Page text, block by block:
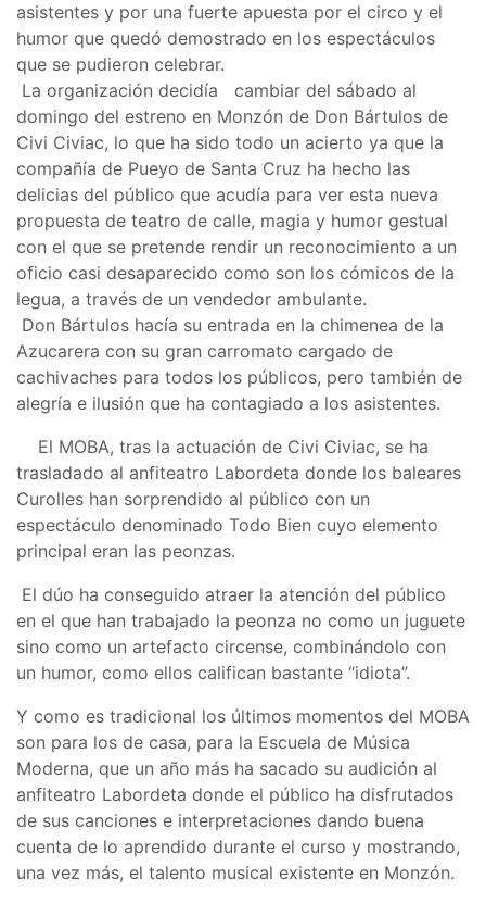
asistentes y por una fuerte apuesta por el circo y el
humor que quedó demostrado en los espectáculos
que se pudieron celebrar.
La organización decidía cambiar del sábado al
domingo del estreno en Monzón de Don Bártulos de
Civi Civiac, lo que ha sido todo un acierto ya que la
compañía de Pueyo de Santa Cruz ha hecho las
delicias del público que acudía para ver esta nueva
propuesta de teatro de calle, magia y humor gestual
con el que se pretende rendir un reconocimiento a un
oficio casi desaparecido como son los cómicos de la
legua, a través de un vendedor ambulante.
Don Bártulos hacía su entrada en la chimenea de la
Azucarera con su gran carromato cargado de
cachivaches para todos los públicos, pero también de
alegría e ilusión que ha contagiado a los asistentes.
El MOBA, tras la actuación de Civi Civiac, se ha
trasladado al anfiteatro Labordeta donde los baleares
Curolles han sorprendido al público con un
espectáculo denominado Todo Bien cuyo elemento
principal eran las peonzas.
El dúo ha conseguido atraer la atención del público
en el que han trabajado la peonza no como un juguete
sino como un artefacto circense, combinándolo con
un humor, como ellos califican bastante “idiota”.
Y como es tradicional los últimos momentos del MOBA
son para los de casa, para la Escuela de Música
Moderna, que un año más ha sacado su audición al
anfiteatro Labordeta donde el público ha disfrutados
de sus canciones e interpretaciones dando buena
cuenta de lo aprendido durante el curso y mostrando,
una vez más, el talento musical existente en Monzón.